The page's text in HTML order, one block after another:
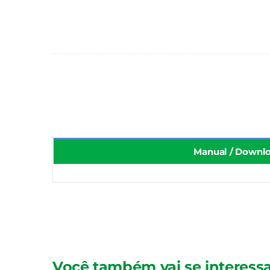
Manual /
Você também vai se